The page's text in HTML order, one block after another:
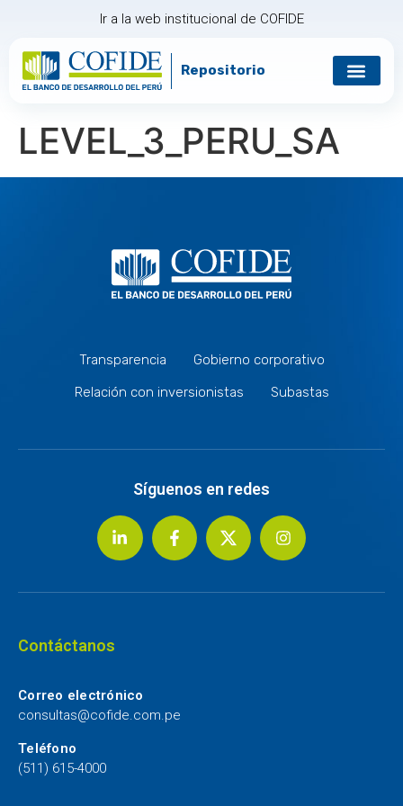
Ir a la web institucional de COFIDE
Repositorio
LEVEL_3_PERU_SA
Transparencia
Gobierno corporativo
Relación con inversionistas
Subastas
Síguenos en redes
Contáctanos
Correo electrónico
consultas@cofide.com.pe
Teléfono
(511) 615-4000